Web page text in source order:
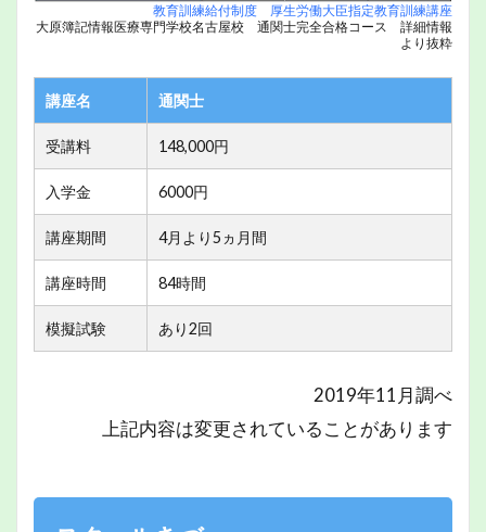
教育訓練給付制度 厚生労働大臣指定教育訓練講座
大原簿記情報医療専門学校名古屋校 通関士完全合格コース 詳細情報
より抜粋
講座名 通関士
受講料 148,000円
入学金 6000円
講座期間 4月より5ヵ月間
講座時間 84時間
模擬試験 あり2回
2019年11月調べ
上記内容は変更されていることがあります